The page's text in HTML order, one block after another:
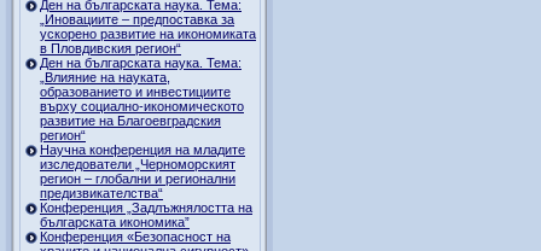
Ден на българската наука. Тема:
„Иновациите – предпоставка за
ускорено развитие на икономиката
в Пловдивския регион“
Ден на българската наука. Тема:
„Влияние на науката,
образованието и инвестициите
върху социално-икономическото
развитие на Благоевградския
регион“
Научна конференция на младите
изследователи „Черноморският
регион – глобални и регионални
предизвикателства“
Конференция „Задлъжнялостта на
българската икономика”
Конференция «Безопасност на